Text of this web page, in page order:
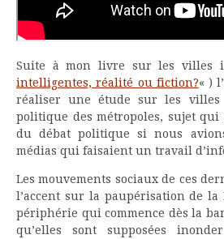
Suite à mon livre sur les villes
intelligentes, réalité ou fiction?« )
réaliser une étude sur les villes
politique des métropoles, sujet
du débat politique si nous
médias qui faisaient un travail
Les mouvements sociaux de ces
l’accent sur la paupérisation de
périphérie qui commence dès la
qu’elles sont supposées